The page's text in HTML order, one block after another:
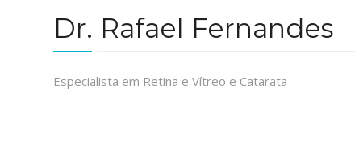
Dr. Rafael Fernandes
Especialista em Retina e Vítreo e Catarata